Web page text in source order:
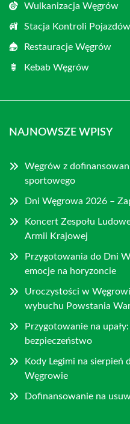
Wulkanizacja Węgrów
Stacja Kontroli
Restauracje Węgrów
Kebab Węgrów
NAJNOWSZE WPISY
Węgrów z
sportowego
Dni Węgrowa 2026 –
Koncert Zespołu
Armii Krajowej
Przygotowania do Dni
emocje na horyzoncie
Uroczystości w
wybuchu Powstania
Przygotowanie na
bezpieczeństwo
Kody Legimi na
Węgrowie
Dofinansowanie na